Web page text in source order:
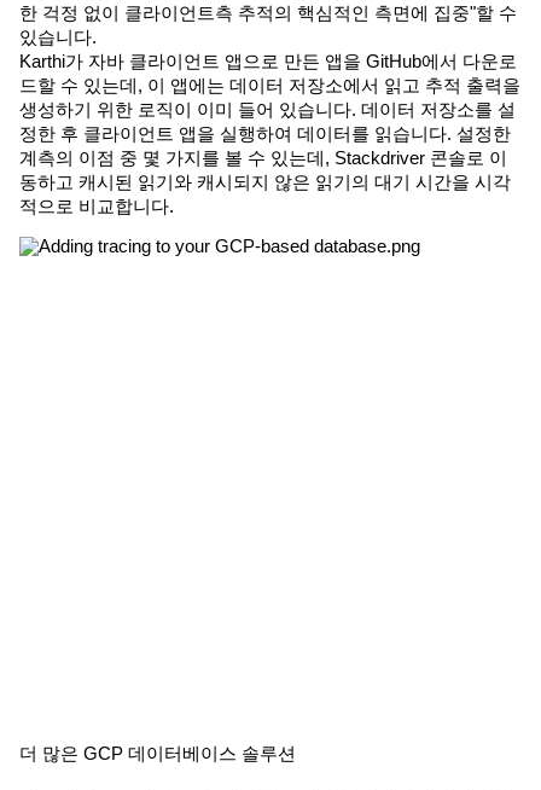
한 걱정 없이 클라이언트측 추적의 핵심적인 측면에 집중"할 수
있습니다.
Karthi가 자바 클라이언트 앱으로 만든 앱을 GitHub에서 다운로
드할 수 있는데, 이 앱에는 데이터 저장소에서 읽고 추적 출력을
생성하기 위한 로직이 이미 들어 있습니다. 데이터 저장소를 설
정한 후 클라이언트 앱을 실행하여 데이터를 읽습니다. 설정한
계측의 이점 중 몇 가지를 볼 수 있는데, Stackdriver 콘솔로 이
동하고 캐시된 읽기와 캐시되지 않은 읽기의 대기 시간을 시각
적으로 비교합니다.
더 많은 GCP 데이터베이스 솔루션